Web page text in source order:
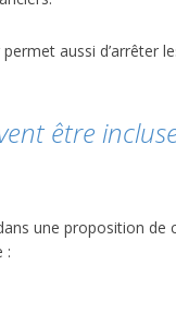
aussi d’arrêter
être
une proposition
: